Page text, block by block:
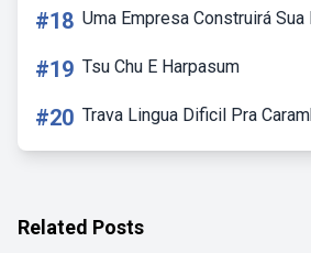
#18 Uma Empresa Construirá
#19 Tsu Chu E Harpasum
#20 Trava Lingua Dificil Pra
Related Posts